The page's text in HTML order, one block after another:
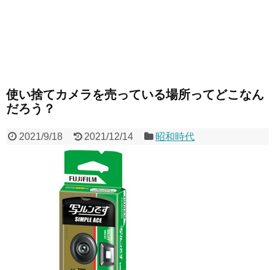
使い捨てカメラを売っている場所ってどこなん
だろう？
2021/9/18 2021/12/14 昭和時代